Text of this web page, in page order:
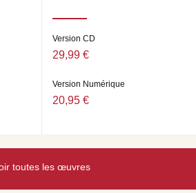
Version CD
29,99 €
Version Numérique
20,95 €
toutes les œuvres